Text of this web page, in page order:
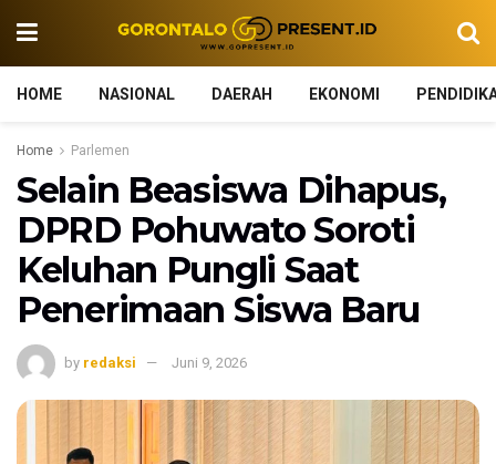
HOME NASIONAL DAERAH EKONOMI
Home Parlemen
Selain Beasiswa Dihapus,
DPRD Pohuwato Soroti
Keluhan Pungli Saat
Penerimaan Siswa Baru
by redaksi Juni 9, 2026